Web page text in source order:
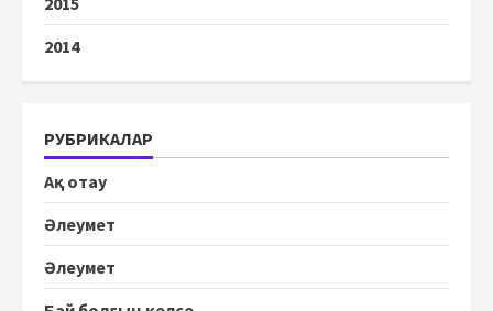
2014
РУБРИКАЛАР
Ақ отау
Әлеумет
Әлеумет